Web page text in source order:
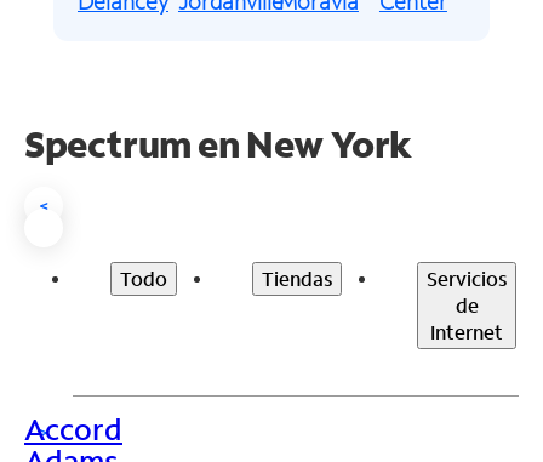
Spectrum en New York
<
Todo Tiendas
Servicios
de
Internet
>
Accord